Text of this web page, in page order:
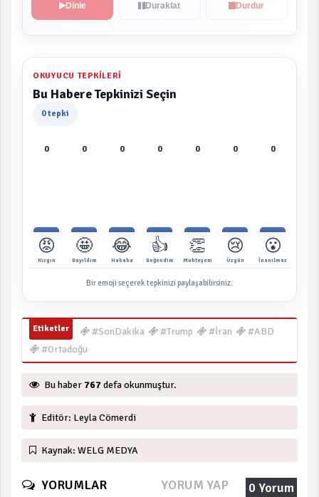
Dinle Duraklat Durdur
OKUYUCU TEPKILERI
Bu Habere Tepkinizi Seçin
0 tepki
0
😡
Kızgın
0
🤩
Bayıldım
0
😂
Hahaha
0
👍
Beğendim
0
👏
Muhteşem
0
😢
Üzgün
0
😮
İnanılmaz
Bir emoji seçerek tepkinizi paylaşabilirsiniz.
Etiketler #SonDakika #Trump #İran
#ABD
#Ortadoğu
Bu haber 767defa okunmuştur.
Editör: Leyla Cömerdi
Kaynak: WELG MEDYA
YORUMLAR 0 Yorum
YORUM YAP